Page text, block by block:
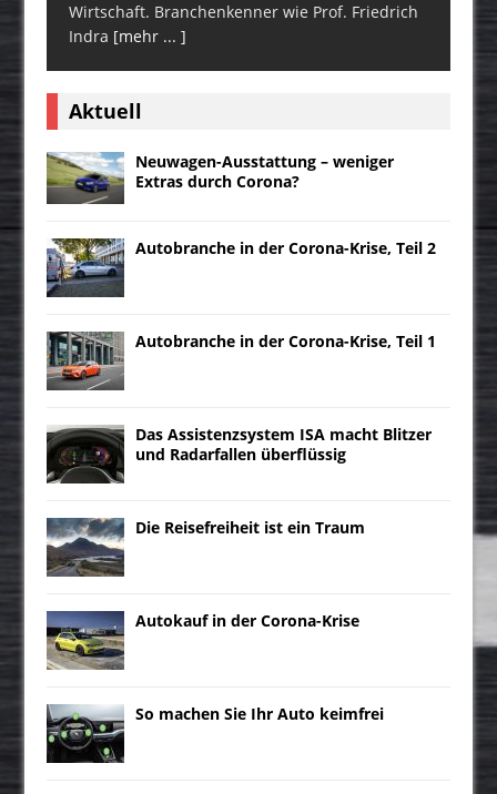
Wirtschaft. Branchenkenner wie Prof. Friedrich
Indra [mehr ... ]
Aktuell
Neuwagen-Ausstattung – weniger
Extras durch Corona?
Autobranche in der Corona-Krise, Teil 2
Autobranche in der Corona-Krise, Teil 1
Das Assistenzsystem ISA macht Blitzer
und Radarfallen überflüssig
Die Reisefreiheit ist ein Traum
Autokauf in der Corona-Krise
So machen Sie Ihr Auto keimfrei